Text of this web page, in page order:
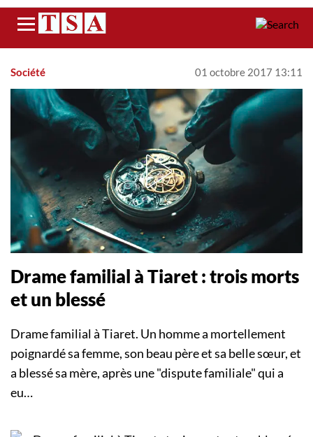
Menu
Société 01 octobre 2017 13:11
Drame familial à Tiaret : trois morts
et un blessé
Drame familial à Tiaret. Un homme a mortellement
poignardé sa femme, son beau père et sa belle sœur, et
a blessé sa mère, après une "dispute familiale" qui a
eu…